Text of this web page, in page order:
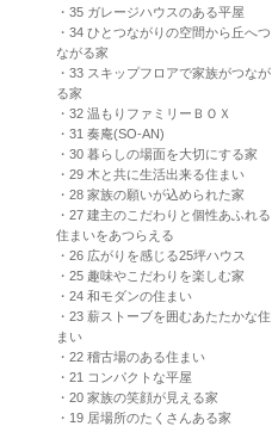
・35 ガレージハウスのある平屋
・34 ひとつながりの空間から丘へつ
ながる家
・33 スキップフロアで家族がつなが
る家
・32 温もりファミリーＢＯＸ
・31 奏庵(SO-AN)
・30 暮らしの場面を大切にする家
・29 木と共に生活出来る住まい
・28 家族の願いが込められた家
・27 建主のこだわりと個性あふれる
住まいをあつらえる
・26 広がりを感じる25坪ハウス
・25 趣味やこだわりを楽しむ家
・24 和モダンの住まい
・23 薪ストーブを囲むあたたかな住
まい
・22 稽古場のある住まい
・21 コンパクトな平屋
・20 家族の笑顔が見える家
・19 居場所のたくさんある家